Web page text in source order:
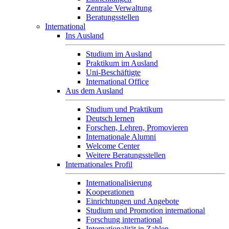
Zentrale Verwaltung
Beratungsstellen
International
Ins Ausland
Studium im Ausland
Praktikum im Ausland
Uni-Beschäftigte
International Office
Aus dem Ausland
Studium und Praktikum
Deutsch lernen
Forschen, Lehren, Promovieren
Internationale Alumni
Welcome Center
Weitere Beratungsstellen
Internationales Profil
Internationalisierung
Kooperationen
Einrichtungen und Angebote
Studium und Promotion international
Forschung international